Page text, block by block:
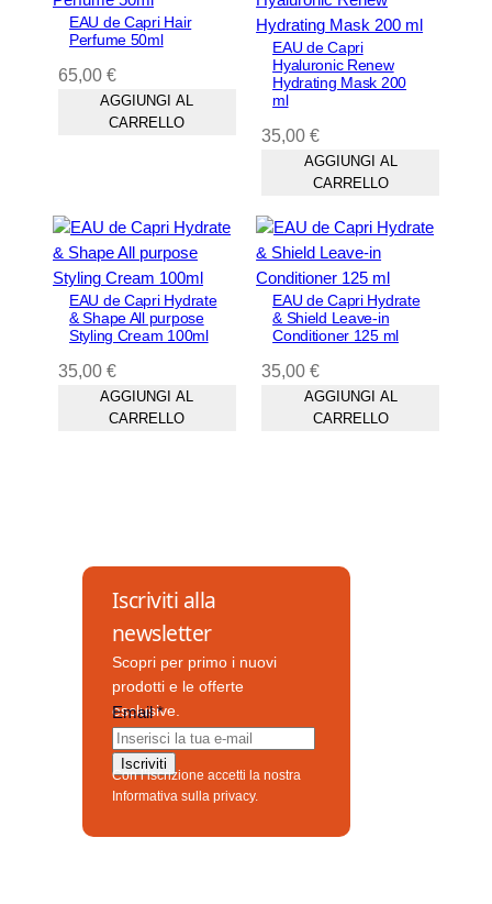
EAU de Capri Hair
Perfume 50ml
65,00 €
AGGIUNGI AL
CARRELLO
EAU de Capri
Hyaluronic Renew
Hydrating Mask 200
ml
35,00€
AGGIUNGI AL
CARRELLO
EAU de Capri Hydrate
& Shape All purpose
Styling Cream 100ml
35,00 €
AGGIUNGI AL
CARRELLO
EAU de Capri Hydrate
& Shield Leave-in
Conditioner 125 ml
35,00€
AGGIUNGI AL
CARRELLO
Iscriviti alla
newsletter
Scopri per primo i nuovi
prodotti e le offerte
esclusive.
E
m
i
Email*
Iscriviti
Con l’iscrizione accetti la nostra
Informativa sulla privacy.